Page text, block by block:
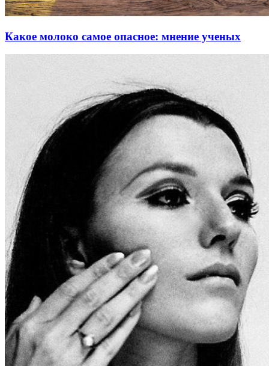
Какое молоко самое опасное: мнение ученых